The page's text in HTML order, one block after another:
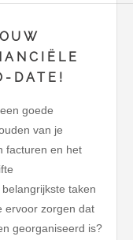
DATE!
goede
van je
facturen en het
taken
ervoor zorgen dat
georganiseerd is?